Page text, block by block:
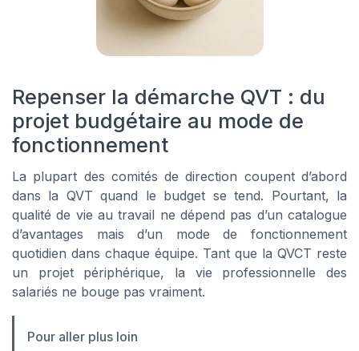
Repenser la démarche QVT : du
projet budgétaire au mode de
fonctionnement
La plupart des comités de direction coupent d’abord
dans la QVT quand le budget se tend. Pourtant, la
qualité de vie au travail ne dépend pas d’un catalogue
d’avantages mais d’un mode de fonctionnement
quotidien dans chaque équipe. Tant que la QVCT reste
un projet périphérique, la vie professionnelle des
salariés ne bouge pas vraiment.
Pour aller plus loin